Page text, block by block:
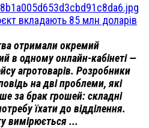
вкладають 85 млн доларів
отримали окремий
в одному онлайн-кабінеті —
агротоварів. Розробники
на дві проблеми, які
за брак грошей: складні
їхати до відділення.
вимірюється ...